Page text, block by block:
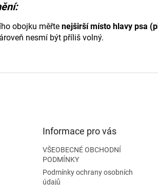
obojku měřte nejširší místo hlavy psa
nesmí být příliš volný.
Informace pro vás
VŠEOBECNÉ OBCHODNÍ
PODMÍNKY
Podmínky ochrany osobních
údajů